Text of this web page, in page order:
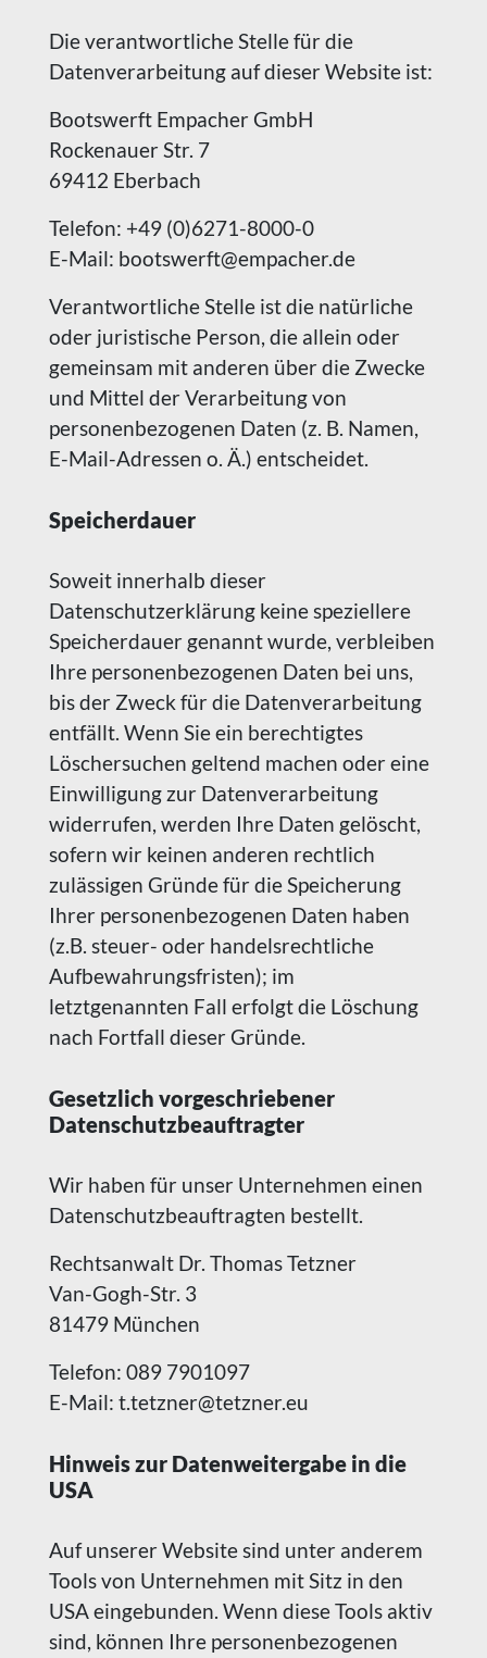
Die verantwortliche Stelle für die
Datenverarbeitung auf dieser Website ist:
Bootswerft Empacher GmbH
Rockenauer Str. 7
69412 Eberbach
Telefon: +49 (0)6271-8000-0
E-Mail: bootswerft@empacher.de
Verantwortliche Stelle ist die natürliche
oder juristische Person, die allein oder
gemeinsam mit anderen über die Zwecke
und Mittel der Verarbeitung von
personenbezogenen Daten (z. B. Namen,
E-Mail-Adressen o. Ä.) entscheidet.
Speicherdauer
Soweit innerhalb dieser
Datenschutzerklärung keine speziellere
Speicherdauer genannt wurde, verbleiben
Ihre personenbezogenen Daten bei uns,
bis der Zweck für die Datenverarbeitung
entfällt. Wenn Sie ein berechtigtes
Löschersuchen geltend machen oder eine
Einwilligung zur Datenverarbeitung
widerrufen, werden Ihre Daten gelöscht,
sofern wir keinen anderen rechtlich
zulässigen Gründe für die Speicherung
Ihrer personenbezogenen Daten haben
(z.B. steuer- oder handelsrechtliche
Aufbewahrungsfristen); im
letztgenannten Fall erfolgt die Löschung
nach Fortfall dieser Gründe.
Gesetzlich vorgeschriebener
Datenschutz­beauftragter
Wir haben für unser Unternehmen einen
Datenschutzbeauftragten bestellt.
Rechtsanwalt Dr. Thomas Tetzner
Van-Gogh-Str. 3
81479 München
Telefon: 089 7901097
E-Mail: t.tetzner@tetzner.eu
Hinweis zur Datenweitergabe in die
USA
Auf unserer Website sind unter anderem
Tools von Unternehmen mit Sitz in den
USA eingebunden. Wenn diese Tools aktiv
sind, können Ihre personenbezogenen